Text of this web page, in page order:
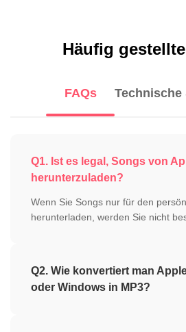
Häufig
FAQs Technische
Q1. Ist es legal, Songs von
herunterzuladen?
Wenn Sie Songs nur für den
herunterladen, werden Sie nicht
Q2. Wie konvertiert man
oder Windows in MP3?